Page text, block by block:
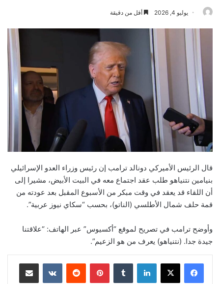
يوليو 4, 2026 أقل من دقيقة
قال الرئيس الأميركي دونالد ترامب إن رئيس وزراء العدو الإسرائيلي
بنيامين نتنياهو طلب عقد اجتماع معه في البيت الأبيض، مشيرا إلى
أن اللقاء قد يعقد في وقت مبكر من الأسبوع المقبل بعد عودته من
قمة حلف شمال الأطلسي (الناتو)، بحسب “سكاي نيوز عربية”.
وأوضح ترامب في تصريح لموقع “أكسيوس” عبر الهاتف: “علاقتنا
جيدة جدا. (نتنياهو) يعرف من هو الزعيم”.
لينكدإن بينتيريست